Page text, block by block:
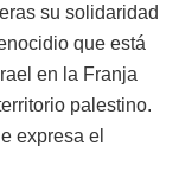
su solidaridad
que está
en la Franja
palestino.
expresa el